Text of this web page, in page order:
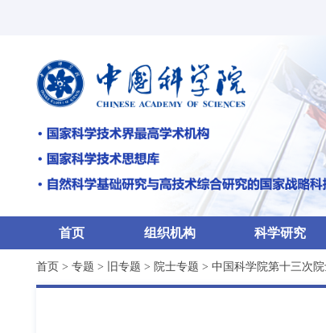
首页 组织机构 科学研究
首页 > 专题 > 旧专题 > 院士专题 > 中国科学院第十三次